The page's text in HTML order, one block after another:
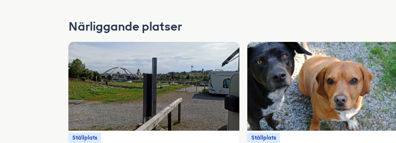
Närliggande platser
Ställplats Ställplats